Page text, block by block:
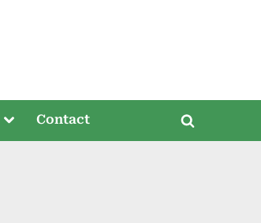
Toggle
menu
Contact
Toggle